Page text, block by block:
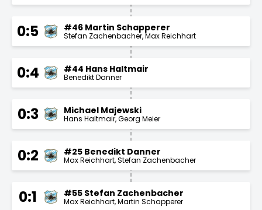
0:5 #46 Martin Schapperer
Stefan Zachenbacher Max Reichhart
0:4 #44 Hans Haltmair
Benedikt Danner
0:3 Michael Majewski
Hans Haltmair Georg Meier
0:2 #25 Benedikt Danner
Max Reichhart Stefan Zachenbacher
0:1 #55 Stefan Zachenbacher
Max Reichhart Martin Schapperer